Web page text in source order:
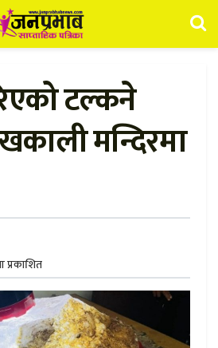
टल्कने
मन्दिरमा
प्रकाशित